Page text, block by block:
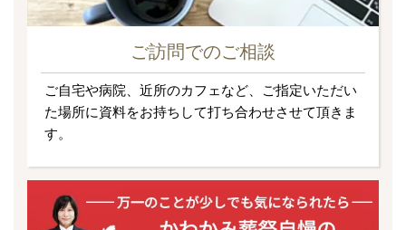
ご訪問でのご相談
ご自宅や病院、近所のカフェなど、ご指定いただい
た場所に資料をお持ちして打ち合わせさせて頂きま
す。